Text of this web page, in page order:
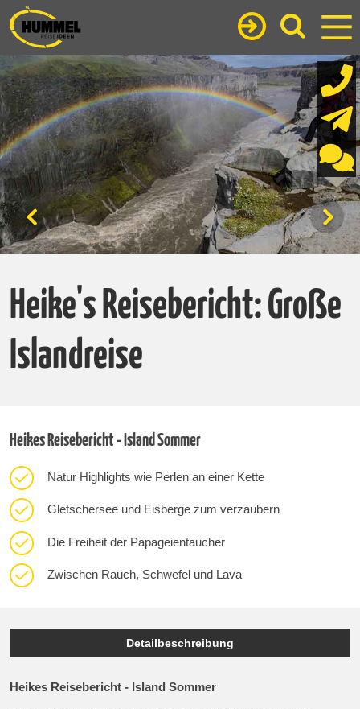
Heike's Reisebericht: Große
Islandreise
Heikes Reisebericht - Island Sommer
Natur Highlights wie Perlen an einer Kette
Gletschersee und Eisberge zum verzaubern
Die Freiheit der Papageientaucher
Zwischen Rauch, Schwefel und Lava
Detailbeschreibung
Heikes Reisebericht - Island Sommer